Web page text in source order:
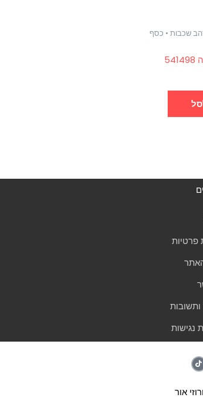
שכבות • כסף
פרטיות
נגישות
i
k
t
אור